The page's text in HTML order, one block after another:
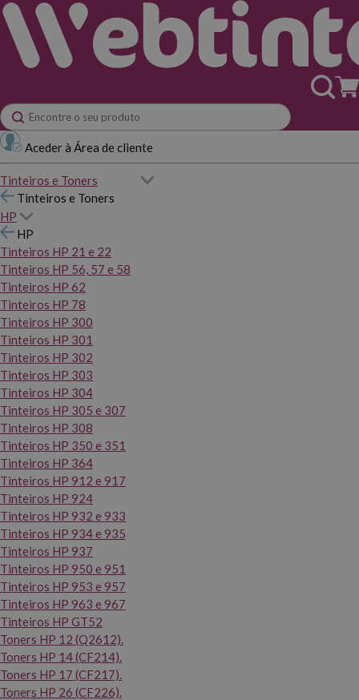
Aceder à Área de cliente
Tinteiros e Toners
Tinteiros e Toners
HP
HP
Tinteiros HP 21 e 22
Tinteiros HP 56, 57 e 58
Tinteiros HP 62
Tinteiros HP 78
Tinteiros HP 300
Tinteiros HP 301
Tinteiros HP 302
Tinteiros HP 303
Tinteiros HP 304
Tinteiros HP 305 e 307
Tinteiros HP 308
Tinteiros HP 350 e 351
Tinteiros HP 364
Tinteiros HP 912 e 917
Tinteiros HP 924
Tinteiros HP 932 e 933
Tinteiros HP 934 e 935
Tinteiros HP 937
Tinteiros HP 950 e 951
Tinteiros HP 953 e 957
Tinteiros HP 963 e 967
Tinteiros HP GT52
Toners HP 12 (Q2612).
Toners HP 14 (CF214).
Toners HP 17 (CF217).
Toners HP 26 (CF226).